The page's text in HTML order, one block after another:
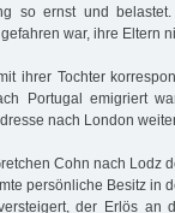
so ernst und
war, ihre Eltern
ihrer Tochter
Portugal emigriert
nach London
Cohn nach Lodz
persönliche Besitz in
der Erlös an